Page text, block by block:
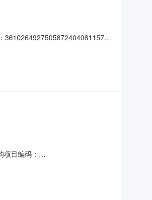
3610264927505872404081157项
公司,中昌设计集团有限公司截止
目编码：
四川宏吉建筑设计有限公司,中科